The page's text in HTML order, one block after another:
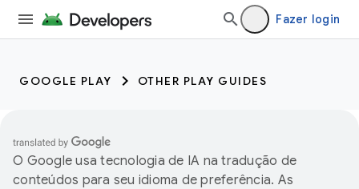
Fazer login
GOOGLE PLAY OTHER PLAY GUIDES
O Google usa tecnologia de IA na tradução de
conteúdos para seu idioma de preferência. As